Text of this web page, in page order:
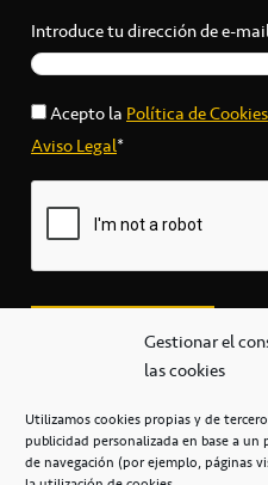
Gestionar el
las cookies
Utilizamos cookies propias y de
publicidad personalizada en base a
de navegación (por ejemplo, páginas
Introduce tu dirección de e-
Acepto laPolítica de Cookies
Aviso Legal*